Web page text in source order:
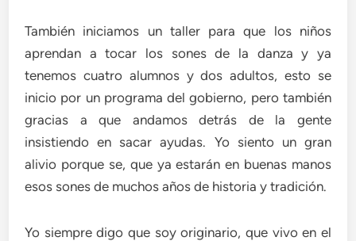
También iniciamos un taller para que los niños
aprendan a tocar los sones de la danza y ya
tenemos cuatro alumnos y dos adultos, esto se
inicio por un programa del gobierno, pero también
gracias a que andamos detrás de la gente
insistiendo en sacar ayudas. Yo siento un gran
alivio porque se, que ya estarán en buenas manos
esos sones de muchos años de historia y tradición.
Yo siempre digo que soy originario, que vivo en el